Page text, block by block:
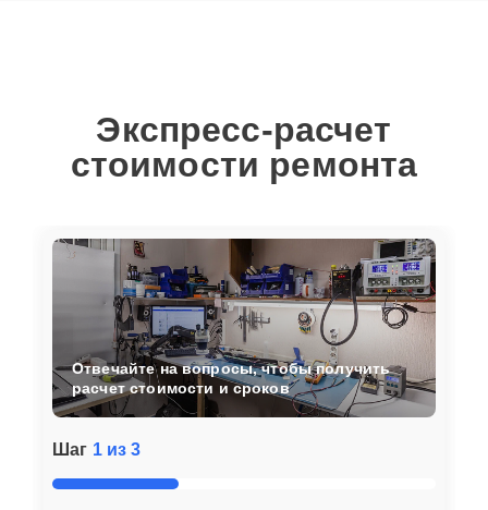
Экспресс-расчет
стоимости ремонта
Шаг 1 из 3
Отвечайте на вопросы, чтобы получить
расчет стоимости и сроков